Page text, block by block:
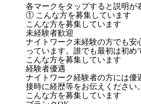
各マークをタップすると説明が
① こんな方を募集しています
こんな方を募集しています
未経験者歓迎
ナイトワーク未経験の方でも安
っています。誰でも最初は初め
こんな方を募集しています
経験者優遇
ナイトワーク経験者の方には優
接時に経歴等をお伝えください。
こんな方を募集しています